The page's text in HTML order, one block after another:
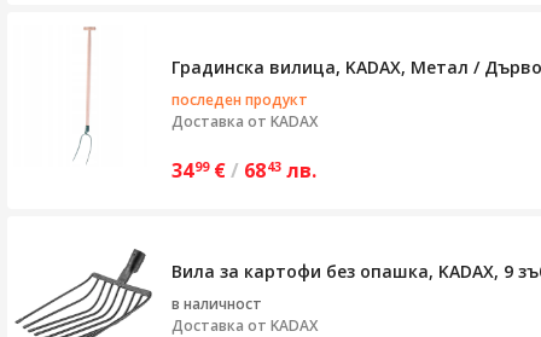
Градинска вилица, KADAX, Метал /
последен продукт
Доставка от KADAX
3499 €/ 6843 лв.
Вила за картофи без опашка, KADAX, 9
в наличност
Доставка от KADAX